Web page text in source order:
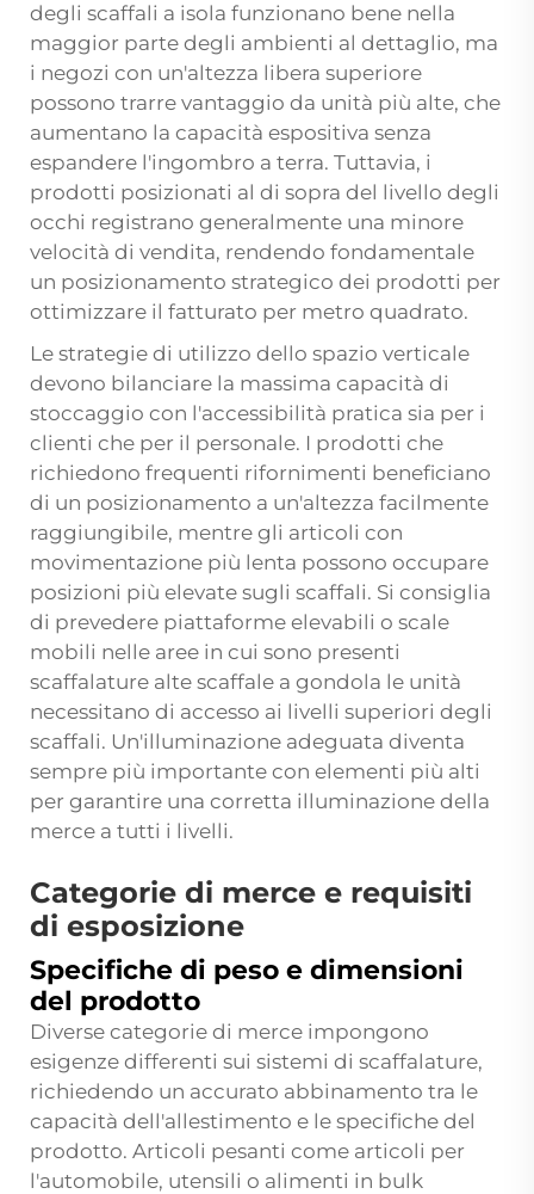
degli scaffali a isola funzionano bene nella
maggior parte degli ambienti al dettaglio, ma
i negozi con un'altezza libera superiore
possono trarre vantaggio da unità più alte, che
aumentano la capacità espositiva senza
espandere l'ingombro a terra. Tuttavia, i
prodotti posizionati al di sopra del livello degli
occhi registrano generalmente una minore
velocità di vendita, rendendo fondamentale
un posizionamento strategico dei prodotti per
ottimizzare il fatturato per metro quadrato.
Le strategie di utilizzo dello spazio verticale
devono bilanciare la massima capacità di
stoccaggio con l'accessibilità pratica sia per i
clienti che per il personale. I prodotti che
richiedono frequenti rifornimenti beneficiano
di un posizionamento a un'altezza facilmente
raggiungibile, mentre gli articoli con
movimentazione più lenta possono occupare
posizioni più elevate sugli scaffali. Si consiglia
di prevedere piattaforme elevabili o scale
mobili nelle aree in cui sono presenti
scaffalature alte scaffale a gondola le unità
necessitano di accesso ai livelli superiori degli
scaffali. Un'illuminazione adeguata diventa
sempre più importante con elementi più alti
per garantire una corretta illuminazione della
merce a tutti i livelli.
Categorie di merce e requisiti
di esposizione
Specifiche di peso e dimensioni
del prodotto
Diverse categorie di merce impongono
esigenze differenti sui sistemi di scaffalature,
richiedendo un accurato abbinamento tra le
capacità dell'allestimento e le specifiche del
prodotto. Articoli pesanti come articoli per
l'automobile, utensili o alimenti in bulk